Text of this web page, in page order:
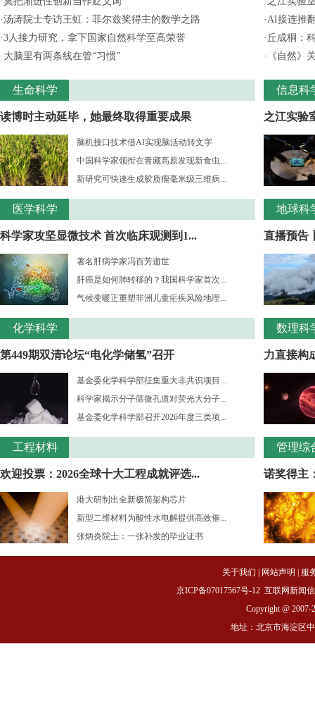
·汤涛院士专访王虹：菲尔兹奖得主的数学之路
·3人接力研究，拿下国家自然科学至高荣誉
· 大脑里有两条线在管“习惯”
生命科学
读博时主动延毕，她最终取得重要成果
脑机接口技术借AI实现脑活动转文字
中国科学家领衔在青藏高原发现新食虫...
新研究可快速生成胶质瘤毫米级三维病...
医学科学
科学家攻坚显微技术 首次临床观测到1...
著名肝病学家冯百芳逝世
肝癌是如何肺转移的？我国科学家首次...
气候变暖正重塑非洲儿童疟疾风险地理...
化学科学
第449期双清论坛“电化学储氢”召开
基金委化学科学部征集重大非共识项目...
科学家揭示分子筛微孔道对荧光大分子...
基金委化学科学部召开2026年度三类项...
工程材料
欢迎投票：2026全球十大工程成就评选...
港大研制出全新极简架构芯片
新型二维材料为酸性水电解提供高效催...
张炳炎院士：一张补发的毕业证书
·AI接连推
· 丘成桐：
·
《自然》
信息科
之江实验
地球科
直播预告
数理科
力直接构
管理综
诺奖得主
关于我们 网站声明
服
京ICP备07017567号-12 互联网新闻
Copyright @ 2007-
地址：北京市海淀区